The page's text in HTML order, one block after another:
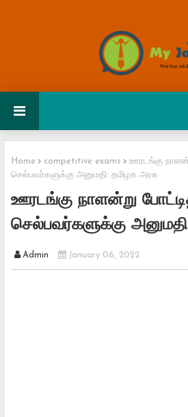
Home competitive exams
ஊரடங்கு
செல்பவர்களுக்கு அனுமதி: தமிழக அரசு
ஊரடங்கு நாளன்று
செல்பவர்களுக்கு
Admin January 06, 2022